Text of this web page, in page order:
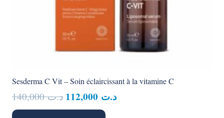
Sesderma C Vit – Soin éclaircissant à la vitamine C
د.ت140,000
Le
prix
د.تLe